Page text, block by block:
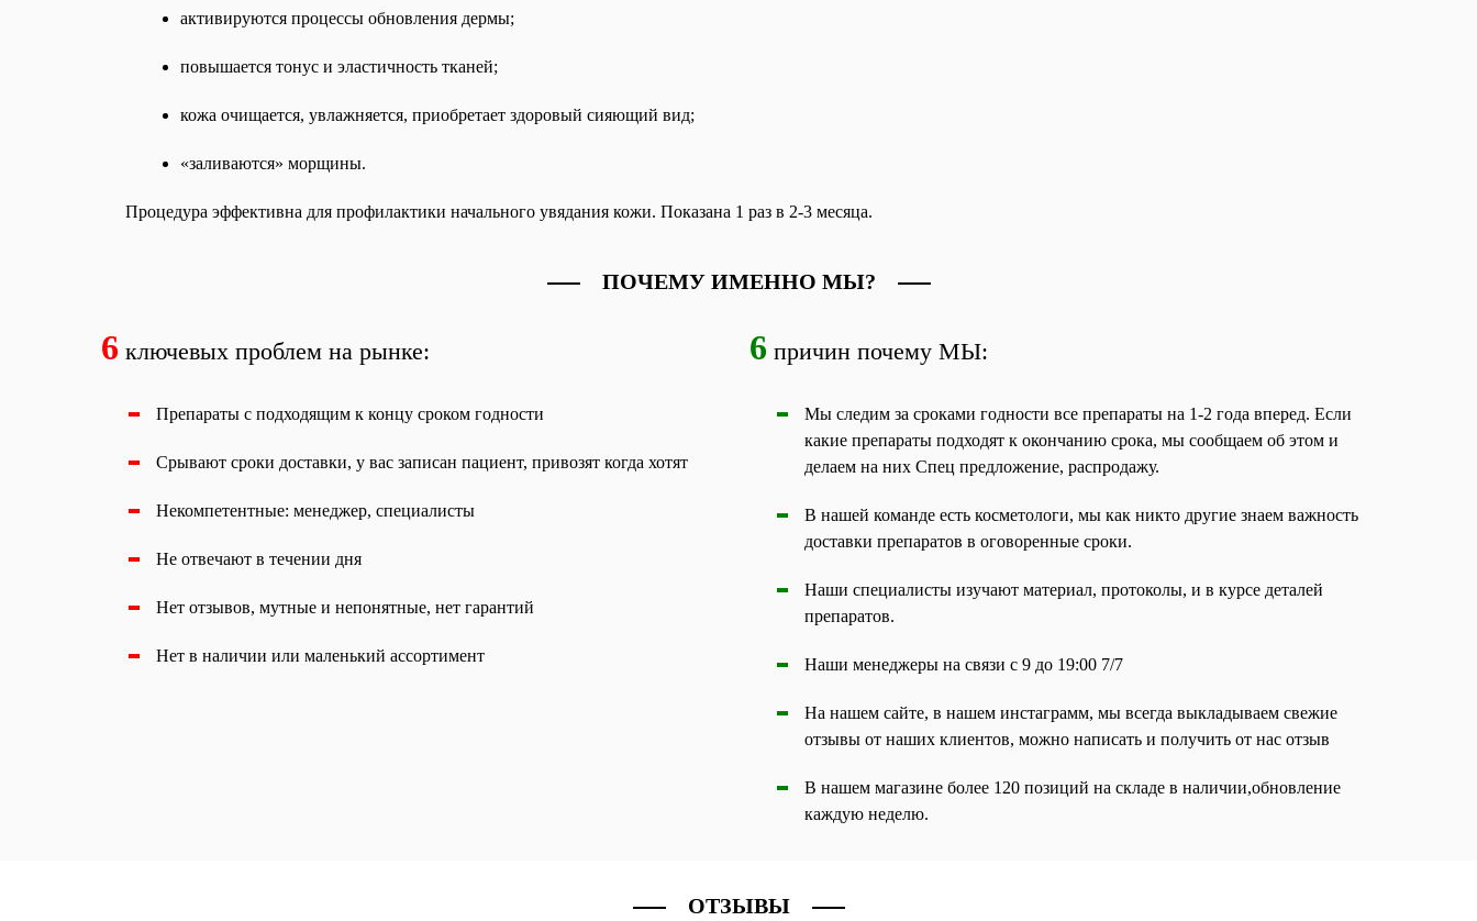
активируются процессы обновления дермы;
повышается тонус и эластичность тканей;
кожа очищается, увлажняется, приобретает здоровый сияющий вид;
«заливаются» морщины.
Процедура эффективна для профилактики начального увядания кожи. Показана 1 раз в 2-3 месяца.
ПОЧЕМУ ИМЕННО МЫ?
6 ключевых проблем на рынке:
Препараты с подходящим к концу сроком годности
Срывают сроки доставки, у вас записан пациент, привозят когда хотят
Некомпетентные: менеджер, специалисты
Не отвечают в течении дня
Нет отзывов, мутные и непонятные, нет гарантий
Нет в наличии или маленький ассортимент
6 причин почему МЫ:
Мы следим за сроками годности все препараты на 1-2 года вперед. Если
какие препараты подходят к окончанию срока, мы сообщаем об этом и
делаем на них Спец предложение, распродажу.
В нашей команде есть косметологи, мы как никто другие знаем важность
доставки препаратов в оговоренные сроки.
Наши специалисты изучают материал, протоколы, и в курсе деталей
препаратов.
Наши менеджеры на связи с 9 до 19:00 7/7
На нашем сайте, в нашем инстаграмм, мы всегда выкладываем свежие
отзывы от наших клиентов, можно написать и получить от нас отзыв
В нашем магазине более 120 позиций на складе в наличии,обновление
каждую неделю.
ОТЗЫВЫ